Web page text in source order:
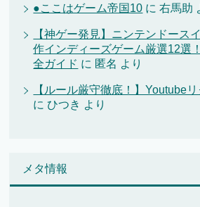
●ここはゲーム帝国10 に右馬助
【神ゲー発見】ニンテンドース
作インディーズゲーム厳選12選
全ガイド に 匿名 より
【ルール厳守徹底！】Youtube
にひつき より
メタ情報